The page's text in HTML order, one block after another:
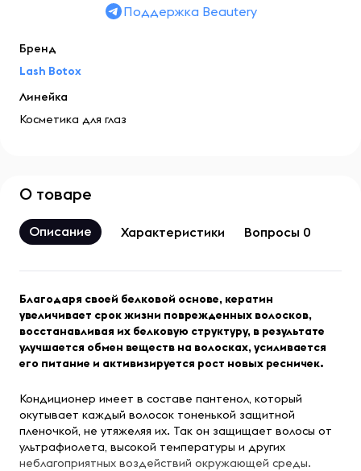
Поддержка Beautery
Бренд
Lash Botox
Линейка
Косметика для глаз
О товаре
Описание Характеристики Вопросы 0
Благодаря своей белковой основе, кератин
увеличивает срок жизни поврежденных волосков,
восстанавливая их белковую структуру, в результате
улучшается обмен веществ на волосках, усиливается
его питание и активизируется рост новых ресничек.
Кондиционер имеет в составе пантенол, который
окутывает каждый волосок тоненькой защитной
пленочкой, не утяжеляя их. Так он защищает волосы от
ультрафиолета, высокой температуры и других
неблагоприятных воздействий окружающей среды.